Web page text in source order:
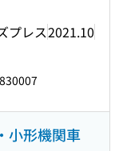
プレス2021.10
小形機関車